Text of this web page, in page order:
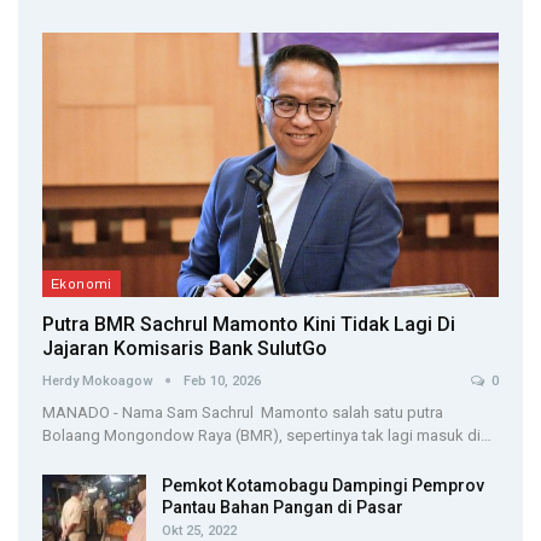
Ekonomi
Putra BMR Sachrul Mamonto Kini Tidak Lagi Di
Jajaran Komisaris Bank SulutGo
Herdy Mokoagow Feb 10, 2026 0
MANADO - Nama Sam Sachrul Mamonto salah satu putra
Bolaang Mongondow Raya (BMR), sepertinya tak lagi masuk di…
Pemkot Kotamobagu Dampingi Pemprov
Pantau Bahan Pangan di Pasar
Okt 25, 2022